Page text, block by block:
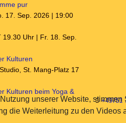
pur
17. Sep. 2026 | 19:00
Uhr | Fr. 18. Sep.
Kulturen
St. Mang-Platz 17
Kulturen beim Yoga &
+49751
unserer Website,
die Weiterleitung zu den Videos